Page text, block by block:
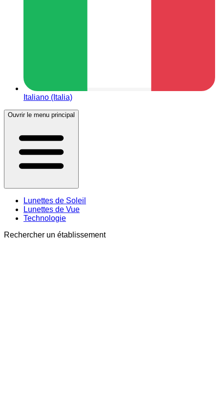
Italiano (Italia)
Ouvrir le menu principal
Lunettes de Soleil
Lunettes de Vue
Technologie
Rechercher un établissement